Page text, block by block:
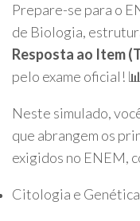
Prepare-se para o
de Biologia,
Resposta ao Item
pelo exame oficial! 📊
Neste simulado,
que abrangem os
exigidos no ENEM,
Citologia e Genética